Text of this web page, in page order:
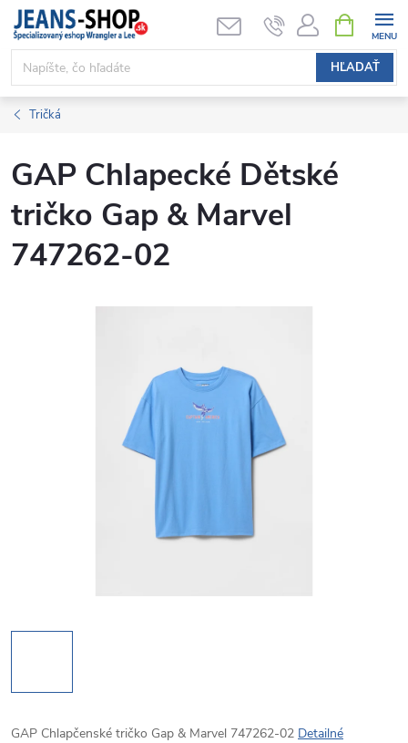
Prejsť
obsah
HĽADAŤ
KOŠÍK
Tričká
GAP Chlapecké Dětské
tričko Gap & Marvel
747262-02
GAP Chlapčenské tričko Gap & Marvel 747262-02 Detailné